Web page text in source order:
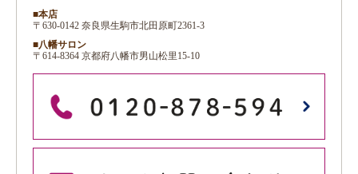
■本店
〒630-0142 奈良県生駒市北田原町2361-3
■八幡サロン
〒614-8364 京都府八幡市男山松里15-10